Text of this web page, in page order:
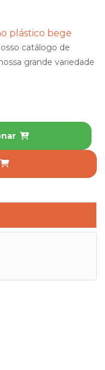
plástico bege
catálogo de
grande variedade